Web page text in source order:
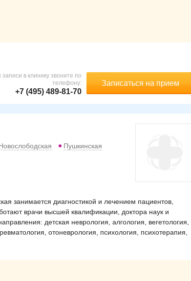
Записаться на прием
записи в клинику звоните по
телефону:
+7 (495) 489-81-70
Пушкинская
занимается диагностикой и лечением пациентов,
врачи высшей квалификации, доктора наук и
детская неврология, алгология, вегетология,
отоневрология, психология, психотерапия,